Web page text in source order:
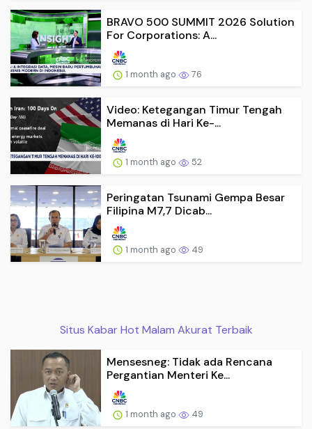
BRAVO 500 SUMMIT 2026 Solution
For Corporations: A...
1 month ago 76
Video: Ketegangan Timur Tengah
Memanas di Hari Ke-...
1 month ago 52
Peringatan Tsunami Gempa Besar
Filipina M7,7 Dicab...
1 month ago 49
Situs Kabar Hot Malam Akurat Terbaik
Mensesneg: Tidak ada Rencana
Pergantian Menteri Ke...
1 month ago 49